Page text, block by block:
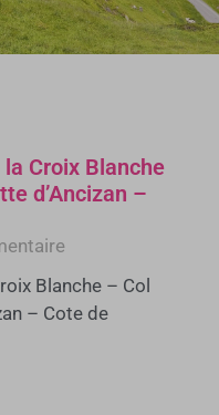
Croix Blanche
d’Ancizan –
Blanche – Col
– Cote de